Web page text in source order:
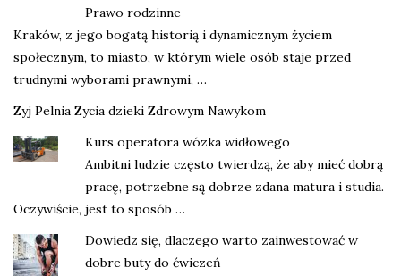
Prawo rodzinne
Kraków, z jego bogatą historią i dynamicznym życiem
społecznym, to miasto, w którym wiele osób staje przed
trudnymi wyborami prawnymi, …
Zyj Pelnia Zycia dzieki Zdrowym Nawykom
Kurs operatora wózka widłowego
Ambitni ludzie często twierdzą, że aby mieć dobrą
pracę, potrzebne są dobrze zdana matura i studia.
Oczywiście, jest to sposób …
Dowiedz się, dlaczego warto zainwestować w
dobre buty do ćwiczeń